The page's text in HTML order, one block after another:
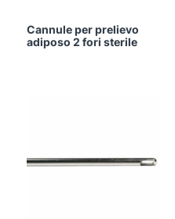
Cannule per prelievo
adiposo 2 fori sterile